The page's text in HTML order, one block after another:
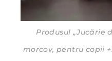
Produsul „Jucărie
morcov, pentru copii